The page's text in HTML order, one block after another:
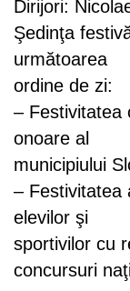
Dirijori:
Şedinţa
următoarea
ordine de zi:
– Festivitatea
onoare al
municipiului
– Festivitatea
elevilor şi
sportivilor cu
concursuri